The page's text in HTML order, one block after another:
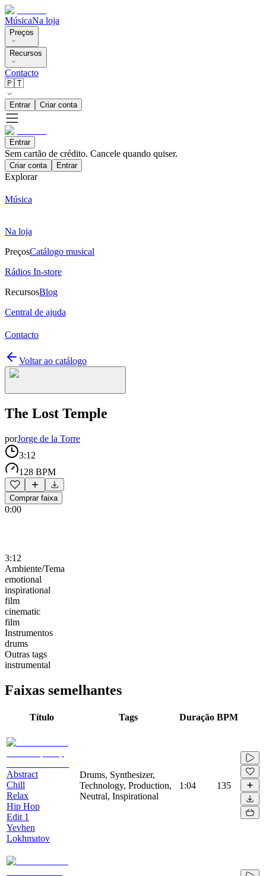
MúsicaNa loja
Preços
Recursos
Contacto
🇵🇹
Entrar Criar conta
Entrar
Sem cartão de crédito. Cancele quando quiser.
Criar conta Entrar
Explorar
Música
Na loja
PreçosCatálogo musical
Rádios In-store
RecursosBlog
Central de ajuda
Contacto
Voltar ao catálogo
The Lost Temple
porJorge de la Torre
3:12
128 BPM
Comprar faixa
0:00
3:12
Ambiente/Tema
emotional
inspirational
film
cinematic
film
Instrumentos
drums
Outras tags
instrumental
Faixas semelhantes
Título Tags Duração BPM
Abstract
Chill
Relax
Hip Hop
Edit 1
Yevhen
Lokhmatov
Drums, Synthesizer,
Technology, Production,
Neutral, Inspirational
1:04 135